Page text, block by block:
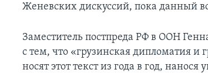
Женевских дискуссий, пока данный
Заместитель постпреда РФ в ООН
с тем, что «грузинская дипломатия
носят этот текст из года в год,